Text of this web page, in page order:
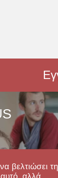
βελτιώσει